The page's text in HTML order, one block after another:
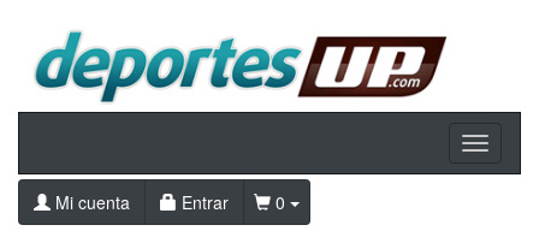
Toggle
Mi cuenta
Entrar
0